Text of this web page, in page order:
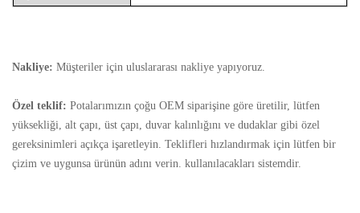
Nakliye: Müşteriler için uluslararası nakliye yapıyoruz.
Özel teklif: Potalarımızın çoğu OEM siparişine göre üretilir, lütfen
yüksekliği, alt çapı, üst çapı, duvar kalınlığını ve dudaklar gibi özel
gereksinimleri açıkça işaretleyin. Teklifleri hızlandırmak için lütfen bir
çizim ve uygunsa ürünün adını verin. kullanılacakları sistemdir.